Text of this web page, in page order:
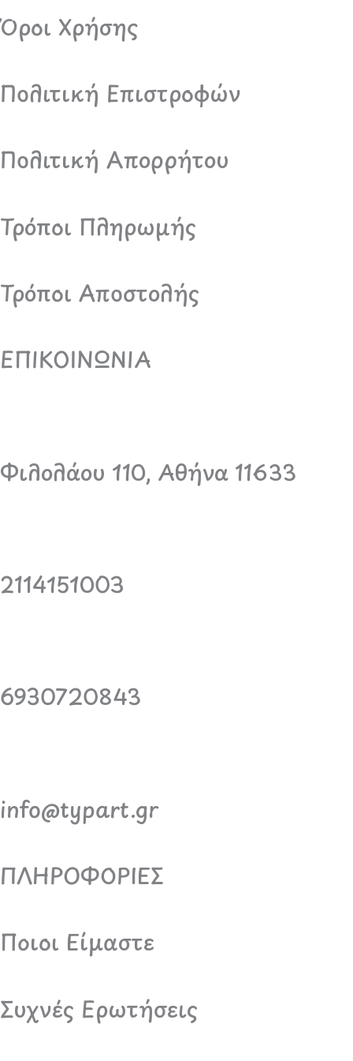
k a
m
Όροι Χρήσης
Πολιτική Επιστροφών
Πολιτική Απορρήτου
Τρόποι Πληρωμής
Τρόποι Αποστολής
ΕΠΙΚΟΙΝΩΝΙΑ
Φιλολάου 110, Αθήνα 11633
2114151003
6930720843
info@typart.gr
ΠΛΗΡΟΦΟΡΙΕΣ
Ποιοι Είμαστε
Συχνές Ερωτήσεις